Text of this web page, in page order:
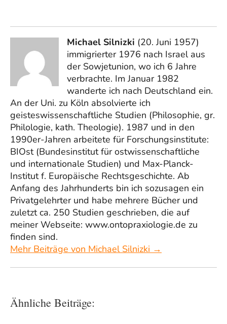
Michael Silnizki (20. Juni 1957)
immigrierter 1976 nach Israel aus
der Sowjetunion, wo ich 6 Jahre
verbrachte. Im Januar 1982
wanderte ich nach Deutschland ein.
An der Uni. zu Köln absolvierte ich
geisteswissenschaftliche Studien (Philosophie, gr.
Philologie, kath. Theologie). 1987 und in den
1990er-Jahren arbeitete für Forschungsinstitute:
BIOst (Bundesinstitut für ostwissenschaftliche
und internationale Studien) und Max-Planck-
Institut f. Europäische Rechtsgeschichte. Ab
Anfang des Jahrhunderts bin ich sozusagen ein
Privatgelehrter und habe mehrere Bücher und
zuletzt ca. 250 Studien geschrieben, die auf
meiner Webseite: www.ontopraxiologie.de zu
finden sind.
Mehr Beiträge von Michael Silnizki →
Ähnliche Beiträge: